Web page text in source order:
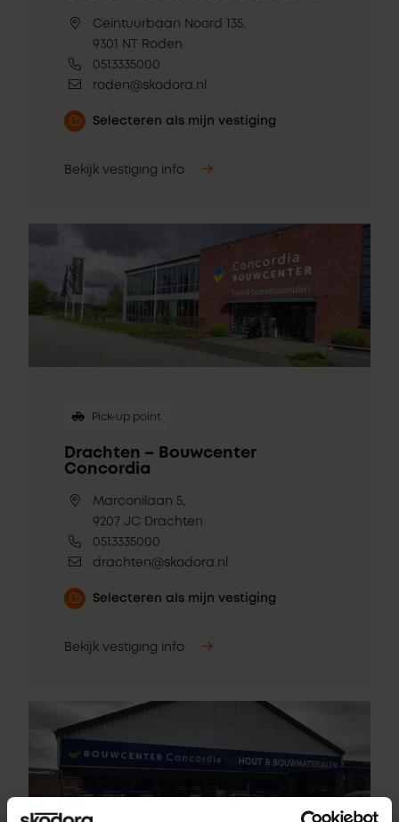
Ceintuurbaan Noord 135,
9301 NT Roden
0513335000
roden@skodora.nl
Selecteren als mijn vestiging
Bekijk vestiging info
Pick-up point
Drachten – Bouwcenter
Concordia
Marconilaan 5,
9207 JC Drachten
0513335000
drachten@skodora.nl
Selecteren als mijn vestiging
Bekijk vestiging info